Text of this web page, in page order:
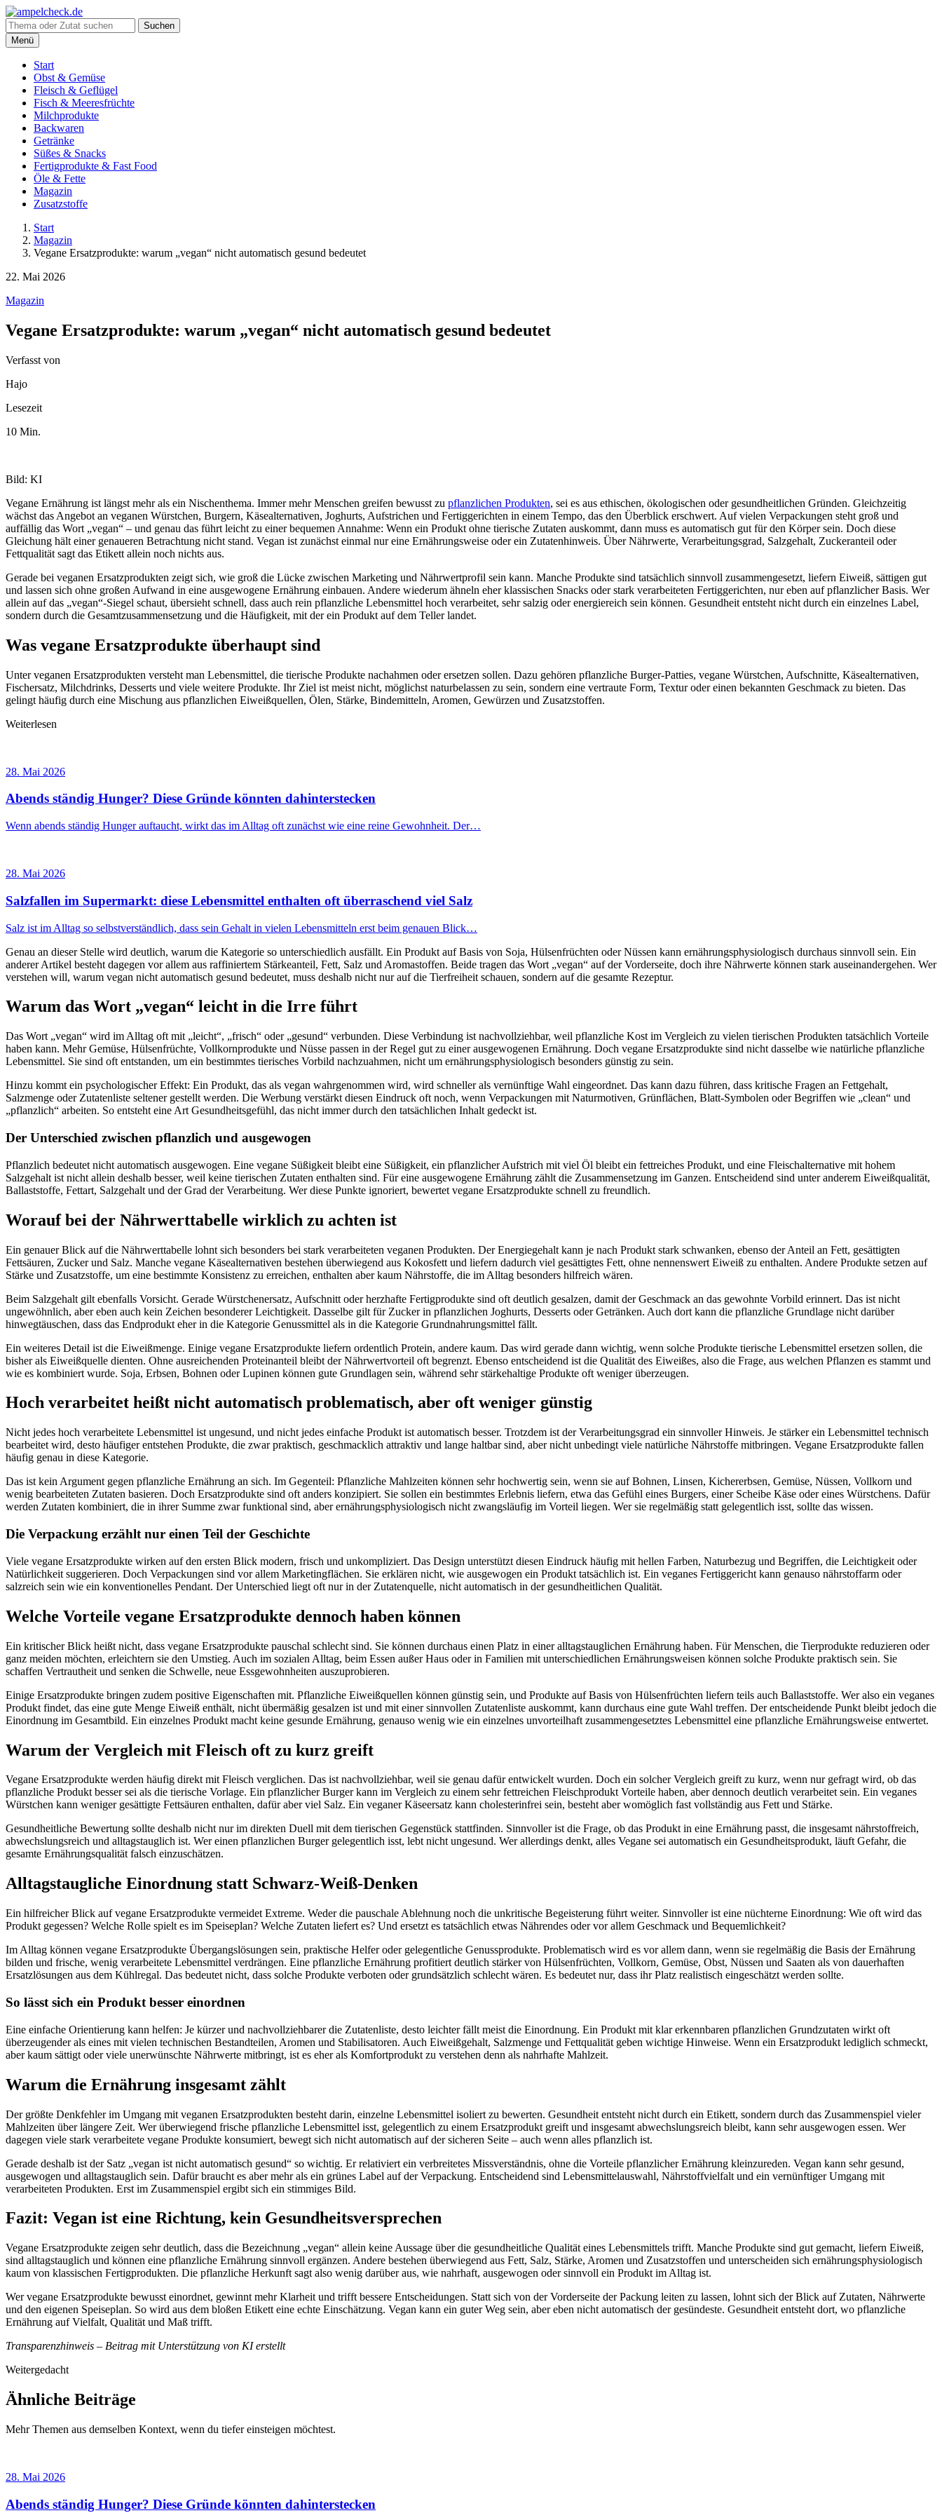
Suche
nach:
Suchen
Menü
Start
Obst & Gemüse
Fleisch & Geflügel
Fisch & Meeresfrüchte
Milchprodukte
Backwaren
Getränke
Süßes & Snacks
Fertigprodukte & Fast Food
Öle & Fette
Magazin
Zusatzstoffe
Start
Magazin
Vegane Ersatzprodukte: warum „vegan“ nicht automatisch gesund bedeutet
22. Mai 2026
Magazin
Vegane Ersatzprodukte: warum „vegan“ nicht automatisch gesund bedeutet
Verfasst von
Hajo
Lesezeit
10 Min.
Bild: KI
Vegane Ernährung ist längst mehr als ein Nischenthema. Immer mehr Menschen greifen bewusst zu pflanzlichen Produkten, sei es aus ethischen, ökologischen oder gesundheitlichen Gründen. Gleichzeitig
wächst das Angebot an veganen Würstchen, Burgern, Käsealternativen, Joghurts, Aufstrichen und Fertiggerichten in einem Tempo, das den Überblick erschwert. Auf vielen Verpackungen steht groß und
auffällig das Wort „vegan“ – und genau das führt leicht zu einer bequemen Annahme: Wenn ein Produkt ohne tierische Zutaten auskommt, dann muss es automatisch gut für den Körper sein. Doch diese
Gleichung hält einer genaueren Betrachtung nicht stand. Vegan ist zunächst einmal nur eine Ernährungsweise oder ein Zutatenhinweis. Über Nährwerte, Verarbeitungsgrad, Salzgehalt, Zuckeranteil oder
Fettqualität sagt das Etikett allein noch nichts aus.
Gerade bei veganen Ersatzprodukten zeigt sich, wie groß die Lücke zwischen Marketing und Nährwertprofil sein kann. Manche Produkte sind tatsächlich sinnvoll zusammengesetzt, liefern Eiweiß, sättigen gut
und lassen sich ohne großen Aufwand in eine ausgewogene Ernährung einbauen. Andere wiederum ähneln eher klassischen Snacks oder stark verarbeiteten Fertiggerichten, nur eben auf pflanzlicher Basis. Wer
allein auf das „vegan“-Siegel schaut, übersieht schnell, dass auch rein pflanzliche Lebensmittel hoch verarbeitet, sehr salzig oder energiereich sein können. Gesundheit entsteht nicht durch ein einzelnes Label,
sondern durch die Gesamtzusammensetzung und die Häufigkeit, mit der ein Produkt auf dem Teller landet.
Was vegane Ersatzprodukte überhaupt sind
Unter veganen Ersatzprodukten versteht man Lebensmittel, die tierische Produkte nachahmen oder ersetzen sollen. Dazu gehören pflanzliche Burger-Patties, vegane Würstchen, Aufschnitte, Käsealternativen,
Fischersatz, Milchdrinks, Desserts und viele weitere Produkte. Ihr Ziel ist meist nicht, möglichst naturbelassen zu sein, sondern eine vertraute Form, Textur oder einen bekannten Geschmack zu bieten. Das
gelingt häufig durch eine Mischung aus pflanzlichen Eiweißquellen, Ölen, Stärke, Bindemitteln, Aromen, Gewürzen und Zusatzstoffen.
Weiterlesen
28. Mai 2026
Abends ständig Hunger? Diese Gründe könnten dahinterstecken
Wenn abends ständig Hunger auftaucht, wirkt das im Alltag oft zunächst wie eine reine Gewohnheit. Der…
28. Mai 2026
Salzfallen im Supermarkt: diese Lebensmittel enthalten oft überraschend viel Salz
Salz ist im Alltag so selbstverständlich, dass sein Gehalt in vielen Lebensmitteln erst beim genauen Blick…
Genau an dieser Stelle wird deutlich, warum die Kategorie so unterschiedlich ausfällt. Ein Produkt auf Basis von Soja, Hülsenfrüchten oder Nüssen kann ernährungsphysiologisch durchaus sinnvoll sein. Ein
anderer Artikel besteht dagegen vor allem aus raffiniertem Stärkeanteil, Fett, Salz und Aromastoffen. Beide tragen das Wort „vegan“ auf der Vorderseite, doch ihre Nährwerte können stark auseinandergehen. Wer
verstehen will, warum vegan nicht automatisch gesund bedeutet, muss deshalb nicht nur auf die Tierfreiheit schauen, sondern auf die gesamte Rezeptur.
Warum das Wort „vegan“ leicht in die Irre führt
Das Wort „vegan“ wird im Alltag oft mit „leicht“, „frisch“ oder „gesund“ verbunden. Diese Verbindung ist nachvollziehbar, weil pflanzliche Kost im Vergleich zu vielen tierischen Produkten tatsächlich Vorteile
haben kann. Mehr Gemüse, Hülsenfrüchte, Vollkornprodukte und Nüsse passen in der Regel gut zu einer ausgewogenen Ernährung. Doch vegane Ersatzprodukte sind nicht dasselbe wie natürliche pflanzliche
Lebensmittel. Sie sind oft entstanden, um ein bestimmtes tierisches Vorbild nachzuahmen, nicht um ernährungsphysiologisch besonders günstig zu sein.
Hinzu kommt ein psychologischer Effekt: Ein Produkt, das als vegan wahrgenommen wird, wird schneller als vernünftige Wahl eingeordnet. Das kann dazu führen, dass kritische Fragen an Fettgehalt,
Salzmenge oder Zutatenliste seltener gestellt werden. Die Werbung verstärkt diesen Eindruck oft noch, wenn Verpackungen mit Naturmotiven, Grünflächen, Blatt-Symbolen oder Begriffen wie „clean“ und
„pflanzlich“ arbeiten. So entsteht eine Art Gesundheitsgefühl, das nicht immer durch den tatsächlichen Inhalt gedeckt ist.
Der Unterschied zwischen pflanzlich und ausgewogen
Pflanzlich bedeutet nicht automatisch ausgewogen. Eine vegane Süßigkeit bleibt eine Süßigkeit, ein pflanzlicher Aufstrich mit viel Öl bleibt ein fettreiches Produkt, und eine Fleischalternative mit hohem
Salzgehalt ist nicht allein deshalb besser, weil keine tierischen Zutaten enthalten sind. Für eine ausgewogene Ernährung zählt die Zusammensetzung im Ganzen. Entscheidend sind unter anderem Eiweißqualität,
Ballaststoffe, Fettart, Salzgehalt und der Grad der Verarbeitung. Wer diese Punkte ignoriert, bewertet vegane Ersatzprodukte schnell zu freundlich.
Worauf bei der Nährwerttabelle wirklich zu achten ist
Ein genauer Blick auf die Nährwerttabelle lohnt sich besonders bei stark verarbeiteten veganen Produkten. Der Energiegehalt kann je nach Produkt stark schwanken, ebenso der Anteil an Fett, gesättigten
Fettsäuren, Zucker und Salz. Manche vegane Käsealternativen bestehen überwiegend aus Kokosfett und liefern dadurch viel gesättigtes Fett, ohne nennenswert Eiweiß zu enthalten. Andere Produkte setzen auf
Stärke und Zusatzstoffe, um eine bestimmte Konsistenz zu erreichen, enthalten aber kaum Nährstoffe, die im Alltag besonders hilfreich wären.
Beim Salzgehalt gilt ebenfalls Vorsicht. Gerade Würstchenersatz, Aufschnitt oder herzhafte Fertigprodukte sind oft deutlich gesalzen, damit der Geschmack an das gewohnte Vorbild erinnert. Das ist nicht
ungewöhnlich, aber eben auch kein Zeichen besonderer Leichtigkeit. Dasselbe gilt für Zucker in pflanzlichen Joghurts, Desserts oder Getränken. Auch dort kann die pflanzliche Grundlage nicht darüber
hinwegtäuschen, dass das Endprodukt eher in die Kategorie Genussmittel als in die Kategorie Grundnahrungsmittel fällt.
Ein weiteres Detail ist die Eiweißmenge. Einige vegane Ersatzprodukte liefern ordentlich Protein, andere kaum. Das wird gerade dann wichtig, wenn solche Produkte tierische Lebensmittel ersetzen sollen, die
bisher als Eiweißquelle dienten. Ohne ausreichenden Proteinanteil bleibt der Nährwertvorteil oft begrenzt. Ebenso entscheidend ist die Qualität des Eiweißes, also die Frage, aus welchen Pflanzen es stammt und
wie es kombiniert wurde. Soja, Erbsen, Bohnen oder Lupinen können gute Grundlagen sein, während sehr stärkehaltige Produkte oft weniger überzeugen.
Hoch verarbeitet heißt nicht automatisch problematisch, aber oft weniger günstig
Nicht jedes hoch verarbeitete Lebensmittel ist ungesund, und nicht jedes einfache Produkt ist automatisch besser. Trotzdem ist der Verarbeitungsgrad ein sinnvoller Hinweis. Je stärker ein Lebensmittel technisch
bearbeitet wird, desto häufiger entstehen Produkte, die zwar praktisch, geschmacklich attraktiv und lange haltbar sind, aber nicht unbedingt viele natürliche Nährstoffe mitbringen. Vegane Ersatzprodukte fallen
häufig genau in diese Kategorie.
Das ist kein Argument gegen pflanzliche Ernährung an sich. Im Gegenteil: Pflanzliche Mahlzeiten können sehr hochwertig sein, wenn sie auf Bohnen, Linsen, Kichererbsen, Gemüse, Nüssen, Vollkorn und
wenig bearbeiteten Zutaten basieren. Doch Ersatzprodukte sind oft anders konzipiert. Sie sollen ein bestimmtes Erlebnis liefern, etwa das Gefühl eines Burgers, einer Scheibe Käse oder eines Würstchens. Dafür
werden Zutaten kombiniert, die in ihrer Summe zwar funktional sind, aber ernährungsphysiologisch nicht zwangsläufig im Vorteil liegen. Wer sie regelmäßig statt gelegentlich isst, sollte das wissen.
Die Verpackung erzählt nur einen Teil der Geschichte
Viele vegane Ersatzprodukte wirken auf den ersten Blick modern, frisch und unkompliziert. Das Design unterstützt diesen Eindruck häufig mit hellen Farben, Naturbezug und Begriffen, die Leichtigkeit oder
Natürlichkeit suggerieren. Doch Verpackungen sind vor allem Marketingflächen. Sie erklären nicht, wie ausgewogen ein Produkt tatsächlich ist. Ein veganes Fertiggericht kann genauso nährstoffarm oder
salzreich sein wie ein konventionelles Pendant. Der Unterschied liegt oft nur in der Zutatenquelle, nicht automatisch in der gesundheitlichen Qualität.
Welche Vorteile vegane Ersatzprodukte dennoch haben können
Ein kritischer Blick heißt nicht, dass vegane Ersatzprodukte pauschal schlecht sind. Sie können durchaus einen Platz in einer alltagstauglichen Ernährung haben. Für Menschen, die Tierprodukte reduzieren oder
ganz meiden möchten, erleichtern sie den Umstieg. Auch im sozialen Alltag, beim Essen außer Haus oder in Familien mit unterschiedlichen Ernährungsweisen können solche Produkte praktisch sein. Sie
schaffen Vertrautheit und senken die Schwelle, neue Essgewohnheiten auszuprobieren.
Einige Ersatzprodukte bringen zudem positive Eigenschaften mit. Pflanzliche Eiweißquellen können günstig sein, und Produkte auf Basis von Hülsenfrüchten liefern teils auch Ballaststoffe. Wer also ein veganes
Produkt findet, das eine gute Menge Eiweiß enthält, nicht übermäßig gesalzen ist und mit einer sinnvollen Zutatenliste auskommt, kann durchaus eine gute Wahl treffen. Der entscheidende Punkt bleibt jedoch die
Einordnung im Gesamtbild. Ein einzelnes Produkt macht keine gesunde Ernährung, genauso wenig wie ein einzelnes unvorteilhaft zusammengesetztes Lebensmittel eine pflanzliche Ernährungsweise entwertet.
Warum der Vergleich mit Fleisch oft zu kurz greift
Vegane Ersatzprodukte werden häufig direkt mit Fleisch verglichen. Das ist nachvollziehbar, weil sie genau dafür entwickelt wurden. Doch ein solcher Vergleich greift zu kurz, wenn nur gefragt wird, ob das
pflanzliche Produkt besser sei als die tierische Vorlage. Ein pflanzlicher Burger kann im Vergleich zu einem sehr fettreichen Fleischprodukt Vorteile haben, aber dennoch deutlich verarbeitet sein. Ein veganes
Würstchen kann weniger gesättigte Fettsäuren enthalten, dafür aber viel Salz. Ein veganer Käseersatz kann cholesterinfrei sein, besteht aber womöglich fast vollständig aus Fett und Stärke.
Gesundheitliche Bewertung sollte deshalb nicht nur im direkten Duell mit dem tierischen Gegenstück stattfinden. Sinnvoller ist die Frage, ob das Produkt in eine Ernährung passt, die insgesamt nährstoffreich,
abwechslungsreich und alltagstauglich ist. Wer einen pflanzlichen Burger gelegentlich isst, lebt nicht ungesund. Wer allerdings denkt, alles Vegane sei automatisch ein Gesundheitsprodukt, läuft Gefahr, die
gesamte Ernährungsqualität falsch einzuschätzen.
Alltagstaugliche Einordnung statt Schwarz-Weiß-Denken
Ein hilfreicher Blick auf vegane Ersatzprodukte vermeidet Extreme. Weder die pauschale Ablehnung noch die unkritische Begeisterung führt weiter. Sinnvoller ist eine nüchterne Einordnung: Wie oft wird das
Produkt gegessen? Welche Rolle spielt es im Speiseplan? Welche Zutaten liefert es? Und ersetzt es tatsächlich etwas Nährendes oder vor allem Geschmack und Bequemlichkeit?
Im Alltag können vegane Ersatzprodukte Übergangslösungen sein, praktische Helfer oder gelegentliche Genussprodukte. Problematisch wird es vor allem dann, wenn sie regelmäßig die Basis der Ernährung
bilden und frische, wenig verarbeitete Lebensmittel verdrängen. Eine pflanzliche Ernährung profitiert deutlich stärker von Hülsenfrüchten, Vollkorn, Gemüse, Obst, Nüssen und Saaten als von dauerhaften
Ersatzlösungen aus dem Kühlregal. Das bedeutet nicht, dass solche Produkte verboten oder grundsätzlich schlecht wären. Es bedeutet nur, dass ihr Platz realistisch eingeschätzt werden sollte.
So lässt sich ein Produkt besser einordnen
Eine einfache Orientierung kann helfen: Je kürzer und nachvollziehbarer die Zutatenliste, desto leichter fällt meist die Einordnung. Ein Produkt mit klar erkennbaren pflanzlichen Grundzutaten wirkt oft
überzeugender als eines mit vielen technischen Bestandteilen, Aromen und Stabilisatoren. Auch Eiweißgehalt, Salzmenge und Fettqualität geben wichtige Hinweise. Wenn ein Ersatzprodukt lediglich schmeckt,
aber kaum sättigt oder viele unerwünschte Nährwerte mitbringt, ist es eher als Komfortprodukt zu verstehen denn als nahrhafte Mahlzeit.
Warum die Ernährung insgesamt zählt
Der größte Denkfehler im Umgang mit veganen Ersatzprodukten besteht darin, einzelne Lebensmittel isoliert zu bewerten. Gesundheit entsteht nicht durch ein Etikett, sondern durch das Zusammenspiel vieler
Mahlzeiten über längere Zeit. Wer überwiegend frische pflanzliche Lebensmittel isst, gelegentlich zu einem Ersatzprodukt greift und insgesamt abwechslungsreich bleibt, kann sehr ausgewogen essen. Wer
dagegen viele stark verarbeitete vegane Produkte konsumiert, bewegt sich nicht automatisch auf der sicheren Seite – auch wenn alles pflanzlich ist.
Gerade deshalb ist der Satz „vegan ist nicht automatisch gesund“ so wichtig. Er relativiert ein verbreitetes Missverständnis, ohne die Vorteile pflanzlicher Ernährung kleinzureden. Vegan kann sehr gesund,
ausgewogen und alltagstauglich sein. Dafür braucht es aber mehr als ein grünes Label auf der Verpackung. Entscheidend sind Lebensmittelauswahl, Nährstoffvielfalt und ein vernünftiger Umgang mit
verarbeiteten Produkten. Erst im Zusammenspiel ergibt sich ein stimmiges Bild.
Fazit: Vegan ist eine Richtung, kein Gesundheitsversprechen
Vegane Ersatzprodukte zeigen sehr deutlich, dass die Bezeichnung „vegan“ allein keine Aussage über die gesundheitliche Qualität eines Lebensmittels trifft. Manche Produkte sind gut gemacht, liefern Eiweiß,
sind alltagstauglich und können eine pflanzliche Ernährung sinnvoll ergänzen. Andere bestehen überwiegend aus Fett, Salz, Stärke, Aromen und Zusatzstoffen und unterscheiden sich ernährungsphysiologisch
kaum von klassischen Fertigprodukten. Die pflanzliche Herkunft sagt also wenig darüber aus, wie nahrhaft, ausgewogen oder sinnvoll ein Produkt im Alltag ist.
Wer vegane Ersatzprodukte bewusst einordnet, gewinnt mehr Klarheit und trifft bessere Entscheidungen. Statt sich von der Vorderseite der Packung leiten zu lassen, lohnt sich der Blick auf Zutaten, Nährwerte
und den eigenen Speiseplan. So wird aus dem bloßen Etikett eine echte Einschätzung. Vegan kann ein guter Weg sein, aber eben nicht automatisch der gesündeste. Gesundheit entsteht dort, wo pflanzliche
Ernährung auf Vielfalt, Qualität und Maß trifft.
Transparenzhinweis – Beitrag mit Unterstützung von KI erstellt
Weitergedacht
Ähnliche Beiträge
Mehr Themen aus demselben Kontext, wenn du tiefer einsteigen möchtest.
28. Mai 2026
Abends ständig Hunger? Diese Gründe könnten dahinterstecken